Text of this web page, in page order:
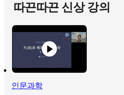
따끈따끈 신상 강의
인문과학